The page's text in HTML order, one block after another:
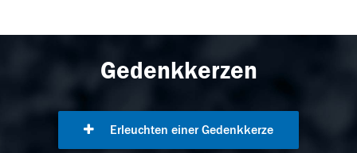
Gedenkkerzen
Erleuchten einer Gedenkkerze